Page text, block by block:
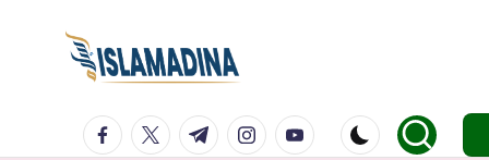
facebook.com
twitter.com
t.me instagram.com
youtube.com